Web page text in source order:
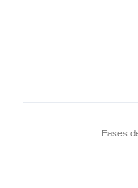
Fases